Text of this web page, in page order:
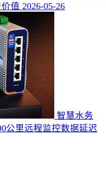
值 2026-05-26
智慧水务
公里远程监控数据延迟